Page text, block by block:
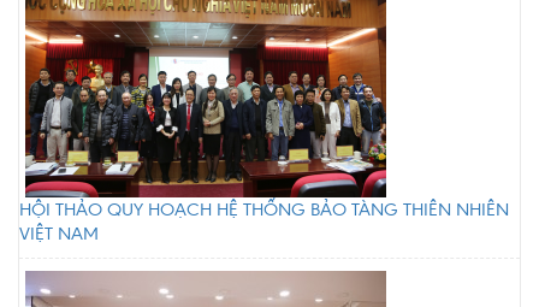
HỘI THẢO QUY HOẠCH HỆ THỐNG BẢO TÀNG THIÊN NHIÊN
VIỆT NAM